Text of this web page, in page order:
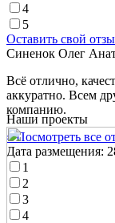
4
5
Оставить свой
Синенок Олег
Всё отлично,
аккуратно. Всем
компанию.
» Посмотреть все
Дата размещения:
1
2
3
4
Наши проекты